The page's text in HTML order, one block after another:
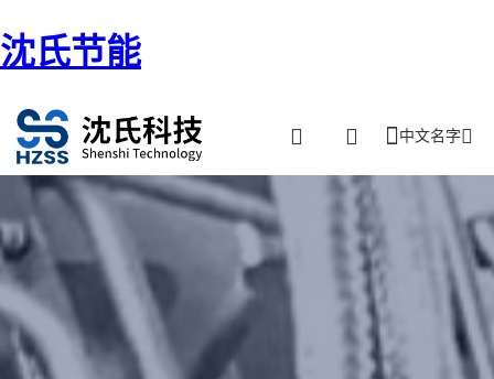
沈氏节能
中文名字